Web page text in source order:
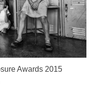
Awards 2015